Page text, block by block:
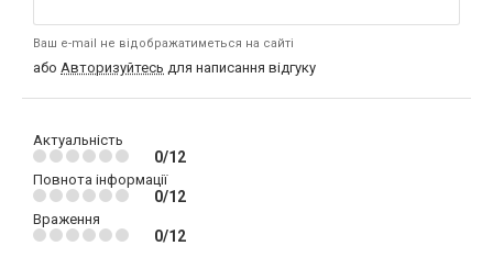
Ваш e-mail не відображатиметься на сайті
або Авторизуйтесь для написання відгуку
Актуальність
0/12
Повнота інформації
0/12
Враження
0/12